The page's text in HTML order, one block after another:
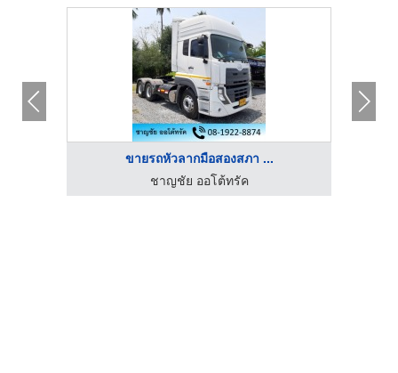
ขายรถหัวลากมือสองสภา ...
ชาญชัย ออโต้ทรัค